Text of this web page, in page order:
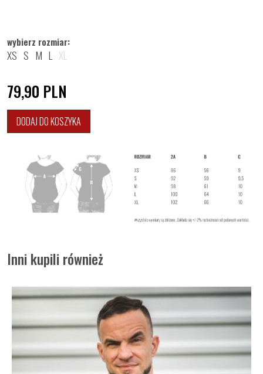
wybierz rozmiar:
XS S M L XL
79,90 PLN
DODAJ DO KOSZYKA
Inni kupili również